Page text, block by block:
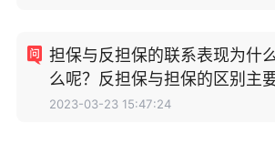
担保与反担保的联系表现为什
么呢？反担保与担保的区别主
2023-03-23 15:47:24